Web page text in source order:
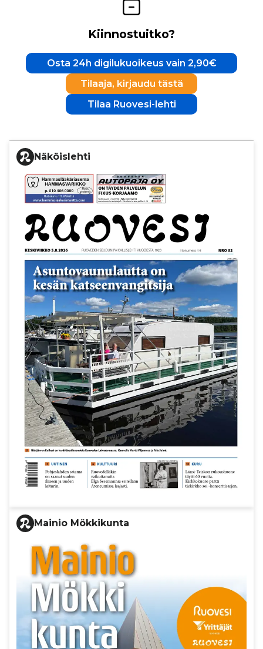
Kiinnostuitko?
Osta 24h digilukuoikeus vain 2,90€
Tilaaja, kirjaudu tästä
Tilaa Ruovesi-lehti
Näköislehti
Mainio Mökkikunta